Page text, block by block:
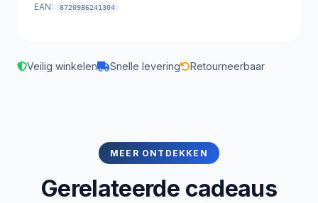
EAN: 8720986241304
Veilig winkelen Snelle levering Retourneerbaar
MEER ONTDEKKEN
Gerelateerde cadeaus